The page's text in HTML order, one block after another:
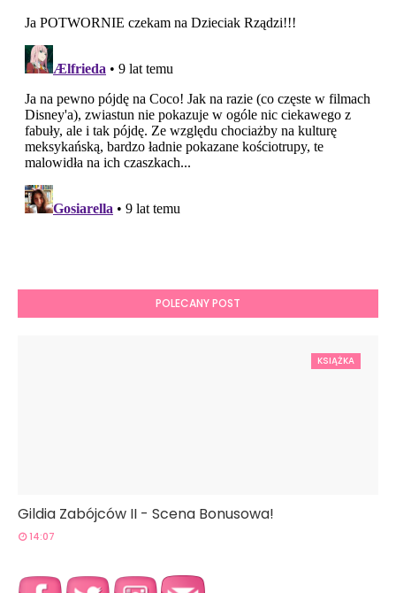
POLECANY POST
KSIĄŻKA
Gildia Zabójców II - Scena Bonusowa!
14:07